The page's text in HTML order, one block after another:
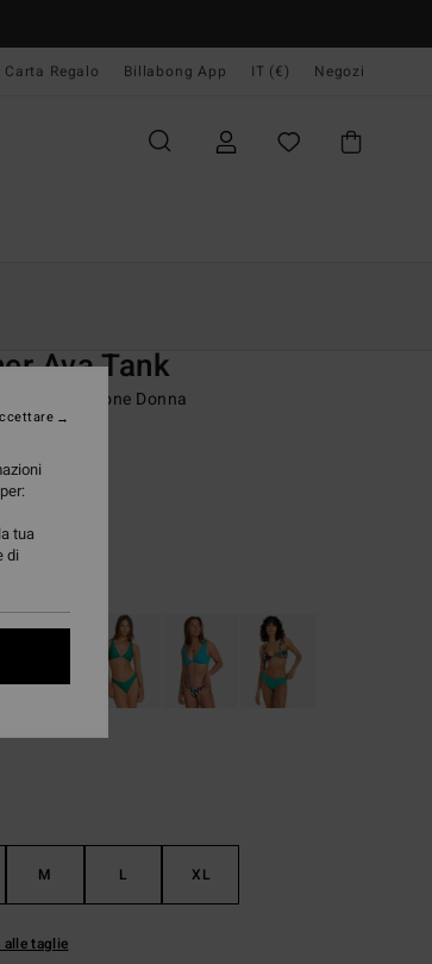
Carta Regalo Billabong App IT (€) Negozi
Ava Tank
Marrone Donna
M L XL
taglie
tua
di